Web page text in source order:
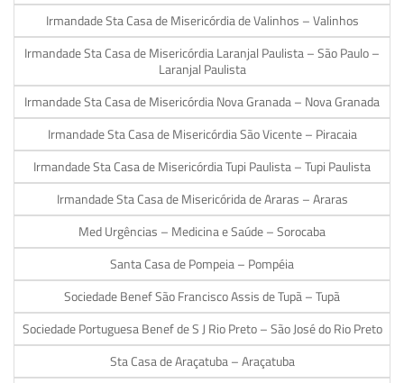
Irmandade Sta Casa de Misericórdia de Valinhos – Valinhos
Irmandade Sta Casa de Misericórdia Laranjal Paulista – São Paulo –
Laranjal Paulista
Irmandade Sta Casa de Misericórdia Nova Granada – Nova Granada
Irmandade Sta Casa de Misericórdia São Vicente – Piracaia
Irmandade Sta Casa de Misericórdia Tupi Paulista – Tupi Paulista
Irmandade Sta Casa de Misericórida de Araras – Araras
Med Urgências – Medicina e Saúde – Sorocaba
Santa Casa de Pompeia – Pompéia
Sociedade Benef São Francisco Assis de Tupã – Tupã
Sociedade Portuguesa Benef de S J Rio Preto – São José do Rio Preto
Sta Casa de Araçatuba – Araçatuba